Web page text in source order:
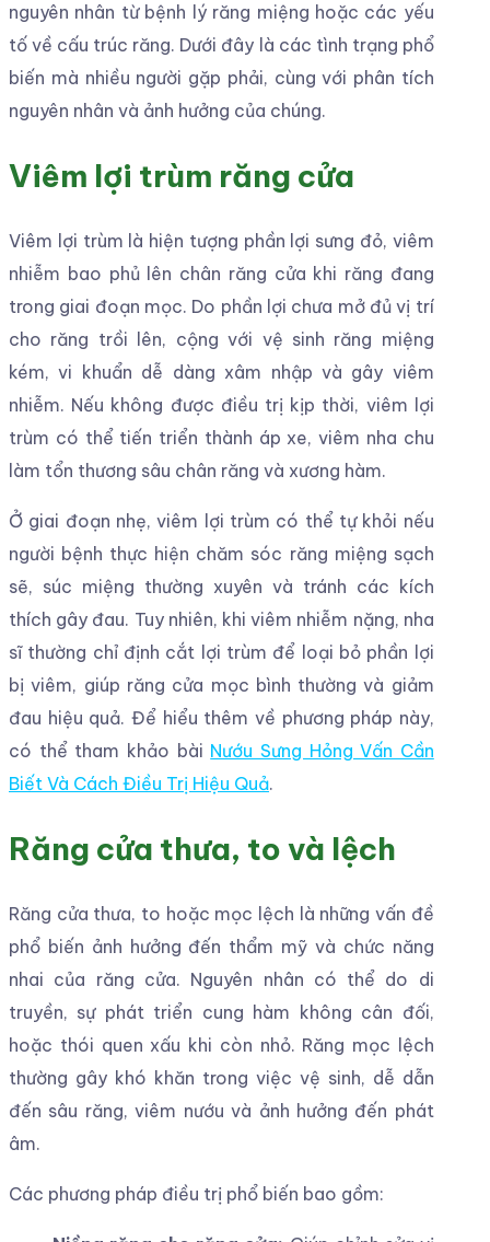
nguyên nhân từ bệnh lý răng miệng hoặc các yếu
tố về cấu trúc răng. Dưới đây là các tình trạng phổ
biến mà nhiều người gặp phải, cùng với phân tích
nguyên nhân và ảnh hưởng của chúng.
Viêm lợi trùm răng cửa
Viêm lợi trùm là hiện tượng phần lợi sưng đỏ, viêm
nhiễm bao phủ lên chân răng cửa khi răng đang
trong giai đoạn mọc. Do phần lợi chưa mở đủ vị trí
cho răng trồi lên, cộng với vệ sinh răng miệng
kém, vi khuẩn dễ dàng xâm nhập và gây viêm
nhiễm. Nếu không được điều trị kịp thời, viêm lợi
trùm có thể tiến triển thành áp xe, viêm nha chu
làm tổn thương sâu chân răng và xương hàm.
Ở giai đoạn nhẹ, viêm lợi trùm có thể tự khỏi nếu
người bệnh thực hiện chăm sóc răng miệng sạch
sẽ, súc miệng thường xuyên và tránh các kích
thích gây đau. Tuy nhiên, khi viêm nhiễm nặng, nha
sĩ thường chỉ định cắt lợi trùm để loại bỏ phần lợi
bị viêm, giúp răng cửa mọc bình thường và giảm
đau hiệu quả. Để hiểu thêm về phương pháp này,
có thể tham khảo bài Nướu Sưng Hỏng Vấn Cần
Biết Và Cách Điều Trị Hiệu Quả.
Răng cửa thưa, to và lệch
Răng cửa thưa, to hoặc mọc lệch là những vấn đề
phổ biến ảnh hưởng đến thẩm mỹ và chức năng
nhai của răng cửa. Nguyên nhân có thể do di
truyền, sự phát triển cung hàm không cân đối,
hoặc thói quen xấu khi còn nhỏ. Răng mọc lệch
thường gây khó khăn trong việc vệ sinh, dễ dẫn
đến sâu răng, viêm nướu và ảnh hưởng đến phát
âm.
Các phương pháp điều trị phổ biến bao gồm: